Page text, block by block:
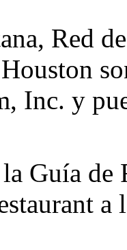
Red
Inc. y
Guía de